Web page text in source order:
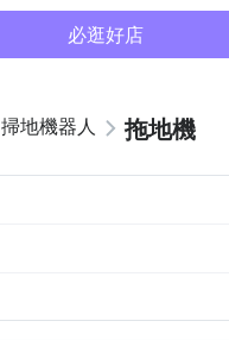
必逛好店
掃地機器人 拖地機